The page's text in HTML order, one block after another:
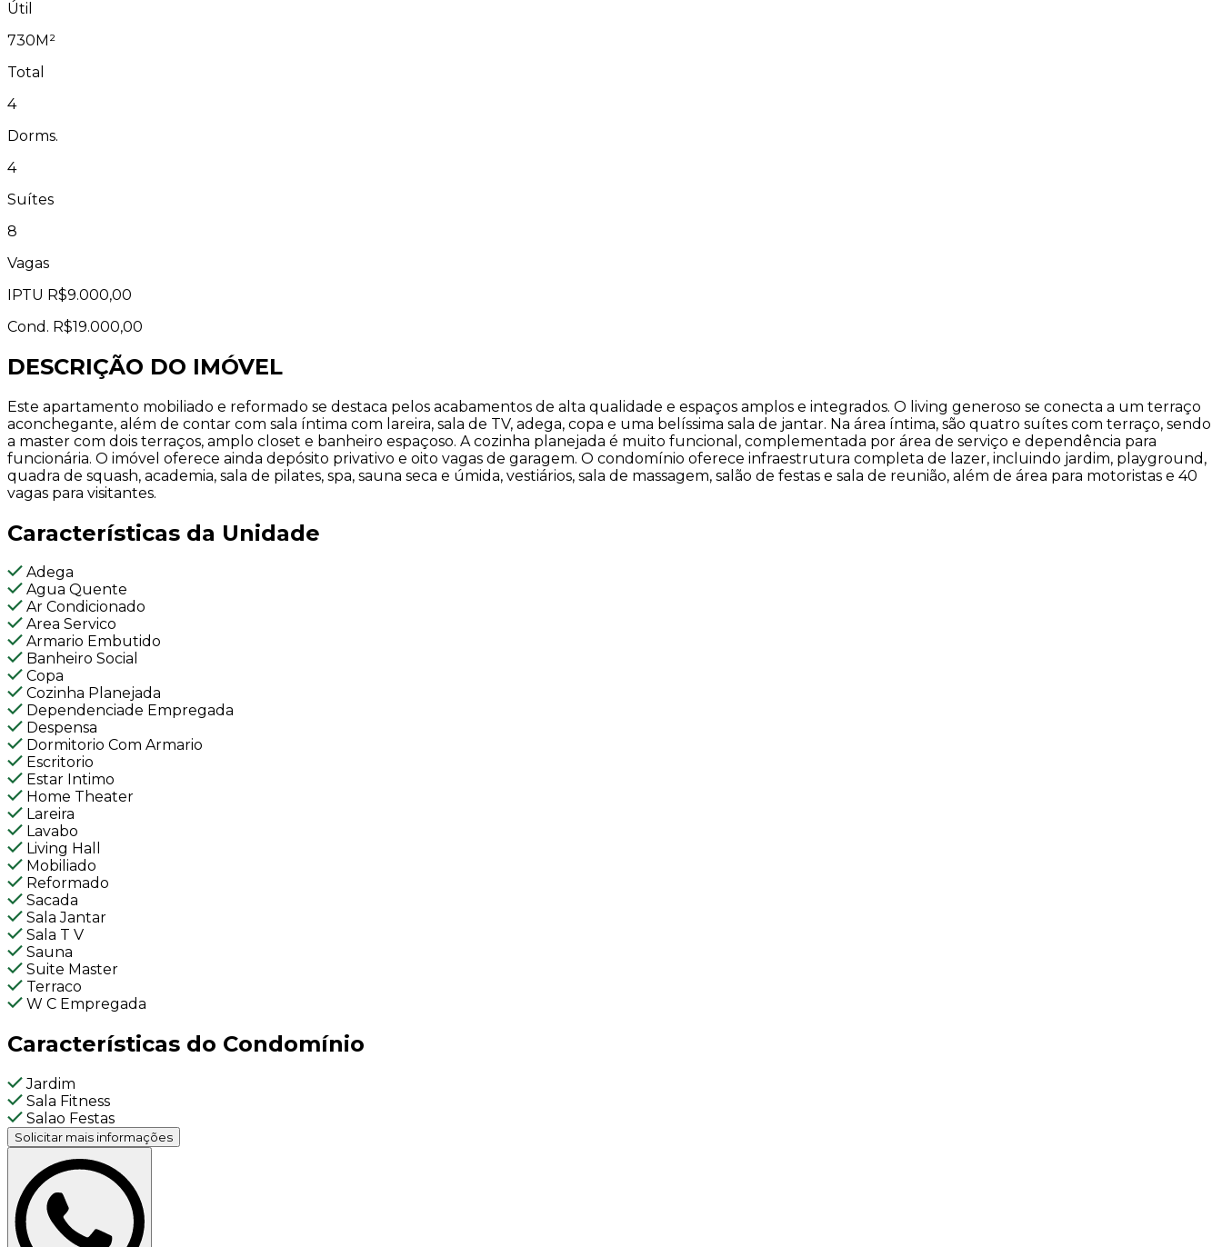
Útil
730M²
Total
4
Dorms.
4
Suítes
8
Vagas
IPTU R$9.000,00
Cond. R$19.000,00
DESCRIÇÃO DO IMÓVEL
Este apartamento mobiliado e reformado se destaca pelos acabamentos de alta qualidade e espaços amplos e integrados. O living generoso se conecta a um terraço
aconchegante, além de contar com sala íntima com lareira, sala de TV, adega, copa e uma belíssima sala de jantar. Na área íntima, são quatro suítes com terraço, sendo
a master com dois terraços, amplo closet e banheiro espaçoso. A cozinha planejada é muito funcional, complementada por área de serviço e dependência para
funcionária. O imóvel oferece ainda depósito privativo e oito vagas de garagem. O condomínio oferece infraestrutura completa de lazer, incluindo jardim, playground,
quadra de squash, academia, sala de pilates, spa, sauna seca e úmida, vestiários, sala de massagem, salão de festas e sala de reunião, além de área para motoristas e 40
vagas para visitantes.
Características da Unidade
Adega
Agua Quente
Ar Condicionado
Area Servico
Armario Embutido
Banheiro Social
Copa
Cozinha Planejada
Dependenciade Empregada
Despensa
Dormitorio Com Armario
Escritorio
Estar Intimo
Home Theater
Lareira
Lavabo
Living Hall
Mobiliado
Reformado
Sacada
Sala Jantar
Sala T V
Sauna
Suite Master
Terraco
W C Empregada
Características do Condomínio
Jardim
Sala Fitness
Salao Festas
Solicitar mais informações